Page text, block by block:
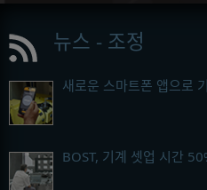
뉴스 - 조정
새로운 스마트폰 앱으로
BOST, 기계 셋업 시간